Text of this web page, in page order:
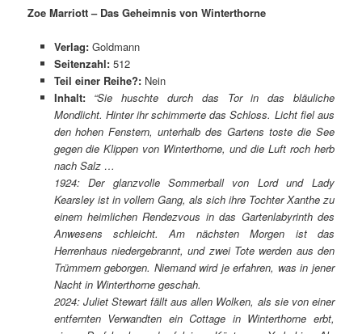
Zoe Marriott – Das Geheimnis von Winterthorne
Verlag:Goldmann
Seitenzahl: 512
Teil einer Reihe?: Nein
Inhalt: “Sie huschte durch das Tor in das bläuliche
Mondlicht. Hinter ihr schimmerte das Schloss. Licht fiel aus
den hohen Fenstern, unterhalb des Gartens toste die See
gegen die Klippen von Winterthorne, und die Luft roch herb
nach Salz …
1924: Der glanzvolle Sommerball von Lord und Lady
Kearsley ist in vollem Gang, als sich ihre Tochter Xanthe zu
einem heimlichen Rendezvous in das Gartenlabyrinth des
Anwesens schleicht. Am nächsten Morgen ist das
Herrenhaus niedergebrannt, und zwei Tote werden aus den
Trümmern geborgen. Niemand wird je erfahren, was in jener
Nacht in Winterthorne geschah.
2024: Juliet Stewart fällt aus allen Wolken, als sie von einer
entfernten Verwandten ein Cottage in Winterthorne erbt,